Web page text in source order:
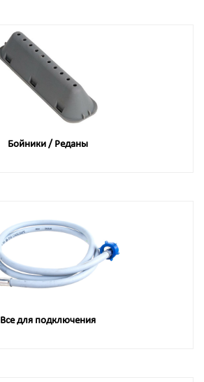
Бойники / Реданы
Все для подключения